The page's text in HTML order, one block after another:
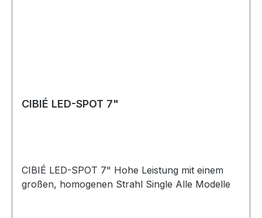
CIBIÉ LED-SPOT 7"
CIBIÉ LED-SPOT 7" Hohe Leistung mit einem
großen, homogenen Strahl Single Alle Modelle